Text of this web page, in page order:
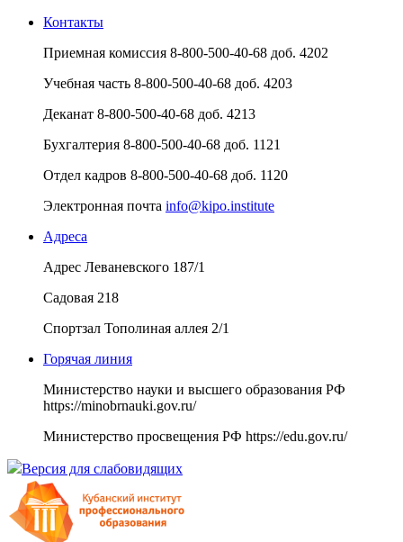
Контакты
Приемная комиссия 8-800-500-40-68 доб. 4202
Учебная часть 8-800-500-40-68 доб. 4203
Деканат 8-800-500-40-68 доб. 4213
Бухгалтерия 8-800-500-40-68 доб. 1121
Отдел кадров 8-800-500-40-68 доб. 1120
Электронная почта info@kipo.institute
Адреса
Адрес Леваневского 187/1
Садовая 218
Спортзал Тополиная аллея 2/1
Горячая линия
Министерство науки и высшего образования РФ
https://minobrnauki.gov.ru/
Министерство просвещения РФ https://edu.gov.ru/
Версия для слабовидящих